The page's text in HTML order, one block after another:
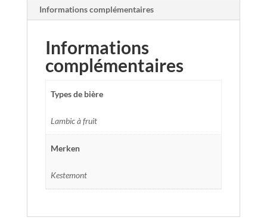
Informations complémentaires
Informations
complémentaires
Types de bière
Lambic à fruit
Merken
Kestemont